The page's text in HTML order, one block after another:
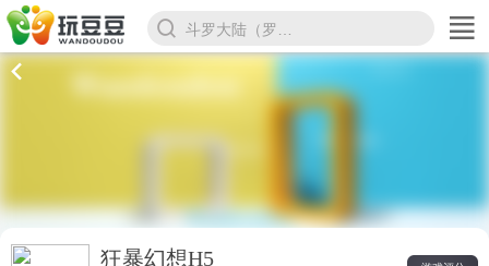
狂暴幻想H5